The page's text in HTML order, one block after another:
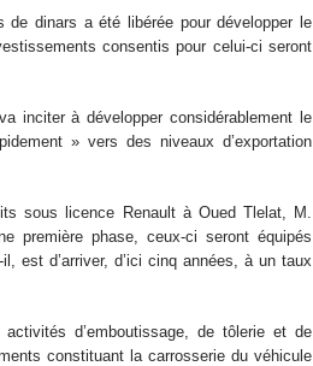
de dinars a été libérée pour développer le
consentis pour celui-ci seront
inciter à développer considérablement le
» vers des niveaux d’exportation
sous licence Renault à Oued Tlelat, M.
première phase, ceux-ci seront équipés
est d’arriver, d’ici cinq années, à un taux
d’emboutissage, de tôlerie et de
constituant la carrosserie du véhicule